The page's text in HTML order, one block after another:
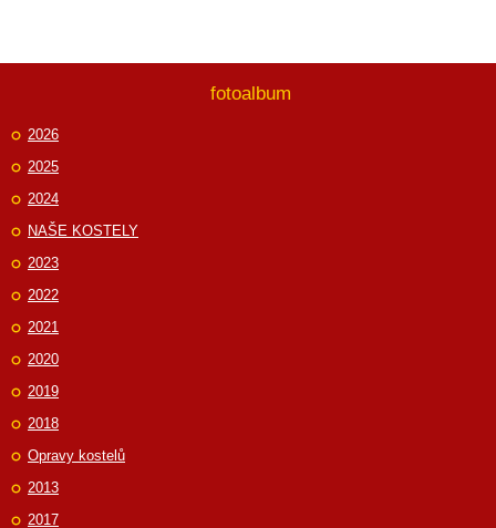
fotoalbum
2026
2025
2024
NAŠE KOSTELY
2023
2022
2021
2020
2019
2018
Opravy kostelů
2013
2017